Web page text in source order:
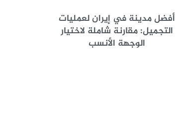
أفضل مدينة في إيران لعمليات
التجميل: مقارنة شاملة لاختيار
الوجهة الأنسب